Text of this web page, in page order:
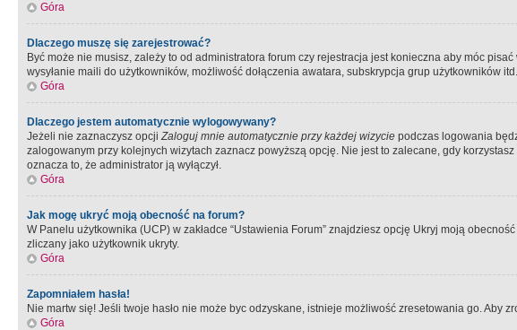
Góra
Dlaczego muszę się zarejestrować?
Być może nie musisz, zależy to od administratora forum czy rejestracja jest konieczna aby móc
wysyłanie maili do użytkowników, możliwość dołączenia awatara, subskrypcja grup użytkowników
Góra
Dlaczego jestem automatycznie wylogowywany?
Jeżeli nie zaznaczysz opcjiZaloguj mnie automatycznie przy każdej wizycie podczas logowania
zalogowanym przy kolejnych wizytach zaznacz powyższą opcję. Nie jest to zalecane, gdy
oznacza to, że administrator ją wyłączył.
Góra
Jak mogę ukryć moją obecność na forum?
W Panelu użytkownika (UCP) w zakładce “Ustawienia Forum” znajdziesz opcję Ukryj moją
zliczany jako użytkownik ukryty.
Góra
Zapomniałem hasła!
Nie martw się! Jeśli twoje hasło nie może byc odzyskane, istnieje możliwość zresetowania go. Aby
Góra